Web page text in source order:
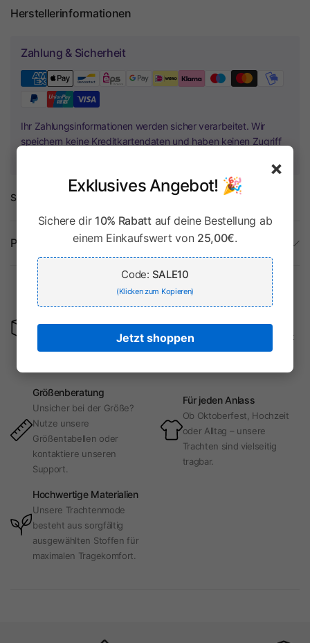
Herstellerinformationen
Zahlung & Sicherheit
Ihr Zahlungsinformationen werden sicher verarbeitet. Wir
speichern keine Kreditkartendaten und haben keinen Zugriff
Share:
Produktdetails
Kostenlose
Rücksendungen
nicht? Kein Problem! Sende
deine Ware kostenlos
Tradition & Moderne
modernem Touch – perfekt
für jeden Anlass.
Größenberatung
Unsicher bei der Größe?
Nutze unsere
Größentabellen oder
kontaktiere unseren
Support.
Für jeden Anlass
Ob Oktoberfest, Hochzeit
oder Alltag – unsere
Trachten sind vielseitig
tragbar.
Hochwertige Materialien
Unsere Trachtenmode
besteht aus sorgfältig
ausgewählten Stoffen für
maximalen Tragekomfort.
×
Exklusives Angebot! 🎉
Sichere dir 10% Rabattauf deine Bestellung ab
einem Einkaufswert von 25,00€.
Code: SALE10
(Klicken zum Kopieren)
Jetzt shoppen